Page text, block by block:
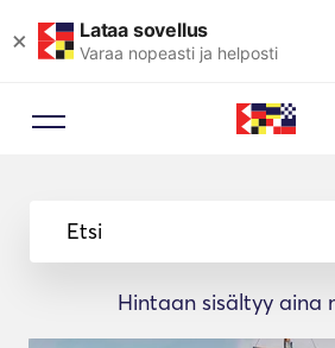
× Lataa sovellus
Varaa nopeasti ja helposti
Etsi
Hintaan sisältyy aina